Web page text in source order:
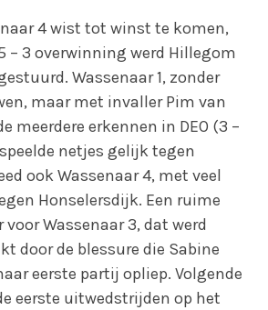
4 wist tot winst te komen,
– 3 overwinning werd Hillegom
Wassenaar 1, zonder
maar met invaller Pim van
meerdere erkennen in DEO (3 –
netjes gelijk tegen
ook Wassenaar 4, met veel
Honselersdijk. Een ruime
voor Wassenaar 3, dat werd
door de blessure die Sabine
eerste partij opliep. Volgende
eerste uitwedstrijden op het